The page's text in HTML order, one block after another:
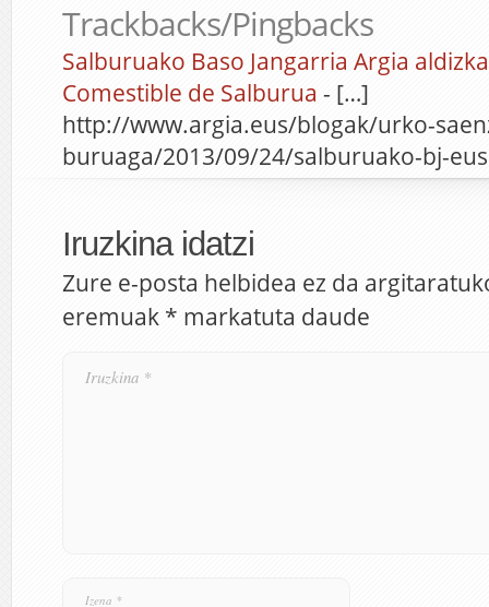
Trackbacks/Pingbacks
Salburuako Baso Jangarria Argia
Comestible de Salburua - […]
http://www.argia.eus/blogak/urko-
buruaga/2013/09/24/salburuako-bj-
Iruzkina idatzi
Zure e-posta helbidea ez da
eremuak * markatuta daude